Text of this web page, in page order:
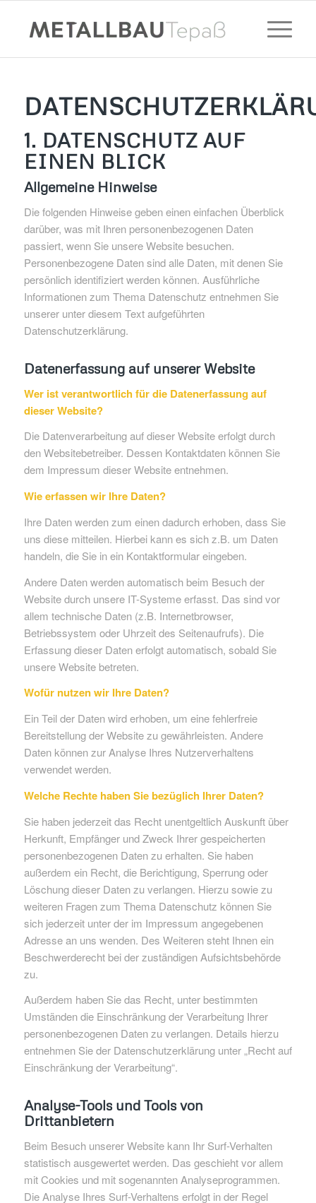
1. DATENSCHUTZ AUF
EINEN BLICK
Allgemeine Hinweise
Die folgenden Hinweise geben einen einfachen Überblick
darüber, was mit Ihren personenbezogenen Daten
passiert, wenn Sie unsere Website besuchen.
Personenbezogene Daten sind alle Daten, mit denen Sie
persönlich identifiziert werden können. Ausführliche
Informationen zum Thema Datenschutz entnehmen Sie
unserer unter diesem Text aufgeführten
Datenschutzerklärung.
Datenerfassung auf unserer Website
Wer ist verantwortlich für die Datenerfassung auf
dieser Website?
Die Datenverarbeitung auf dieser Website erfolgt durch
den Websitebetreiber. Dessen Kontaktdaten können Sie
dem Impressum dieser Website entnehmen.
Wie erfassen wir Ihre Daten?
Ihre Daten werden zum einen dadurch erhoben, dass Sie
uns diese mitteilen. Hierbei kann es sich z.B. um Daten
handeln, die Sie in ein Kontaktformular eingeben.
Andere Daten werden automatisch beim Besuch der
Website durch unsere IT-Systeme erfasst. Das sind vor
allem technische Daten (z.B. Internetbrowser,
Betriebssystem oder Uhrzeit des Seitenaufrufs). Die
Erfassung dieser Daten erfolgt automatisch, sobald Sie
unsere Website betreten.
Wofür nutzen wir Ihre Daten?
Ein Teil der Daten wird erhoben, um eine fehlerfreie
Bereitstellung der Website zu gewährleisten. Andere
Daten können zur Analyse Ihres Nutzerverhaltens
verwendet werden.
Welche Rechte haben Sie bezüglich Ihrer Daten?
Sie haben jederzeit das Recht unentgeltlich Auskunft über
Herkunft, Empfänger und Zweck Ihrer gespeicherten
personenbezogenen Daten zu erhalten. Sie haben
außerdem ein Recht, die Berichtigung, Sperrung oder
Löschung dieser Daten zu verlangen. Hierzu sowie zu
weiteren Fragen zum Thema Datenschutz können Sie
sich jederzeit unter der im Impressum angegebenen
Adresse an uns wenden. Des Weiteren steht Ihnen ein
Beschwerderecht bei der zuständigen Aufsichtsbehörde
zu.
Außerdem haben Sie das Recht, unter bestimmten
Umständen die Einschränkung der Verarbeitung Ihrer
personenbezogenen Daten zu verlangen. Details hierzu
entnehmen Sie der Datenschutzerklärung unter „Recht auf
Einschränkung der Verarbeitung“.
Analyse-Tools und Tools von
Drittanbietern
Beim Besuch unserer Website kann Ihr Surf-Verhalten
statistisch ausgewertet werden. Das geschieht vor allem
mit Cookies und mit sogenannten Analyseprogrammen.
Die Analyse Ihres Surf-Verhaltens erfolgt in der Regel